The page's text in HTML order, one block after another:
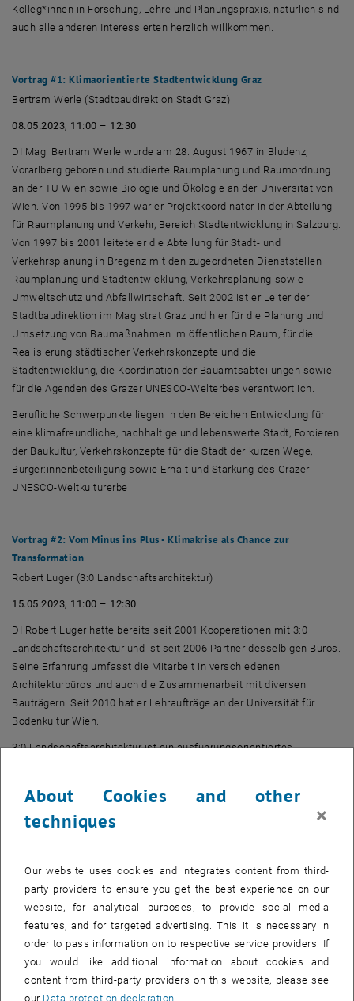
Kolleg*innen in Forschung, Lehre und Planungspraxis, natürlich sind
auch alle anderen Interessierten herzlich willkommen.
Vortrag #1: Klimaorientierte Stadtentwicklung Graz
Bertram Werle (Stadtbaudirektion Stadt Graz)
08.05.2023, 11:00 – 12:30
DI Mag. Bertram Werle wurde am 28. August 1967 in Bludenz,
Vorarlberg geboren und studierte Raumplanung und Raumordnung
an der TU Wien sowie Biologie und Ökologie an der Universität von
Wien. Von 1995 bis 1997 war er Projektkoordinator in der Abteilung
für Raumplanung und Verkehr, Bereich Stadtentwicklung in Salzburg.
Von 1997 bis 2001 leitete er die Abteilung für Stadt- und
Verkehrsplanung in Bregenz mit den zugeordneten Dienststellen
Raumplanung und Stadtentwicklung, Verkehrsplanung sowie
Umweltschutz und Abfallwirtschaft. Seit 2002 ist er Leiter der
Stadtbaudirektion im Magistrat Graz und hier für die Planung und
Umsetzung von Baumaßnahmen im öffentlichen Raum, für die
Realisierung städtischer Verkehrskonzepte und die
Stadtentwicklung, die Koordination der Bauamtsabteilungen sowie
für die Agenden des Grazer UNESCO-Welterbes verantwortlich.
Berufliche Schwerpunkte liegen in den Bereichen Entwicklung für
eine klimafreundliche, nachhaltige und lebenswerte Stadt, Forcieren
der Baukultur, Verkehrskonzepte für die Stadt der kurzen Wege,
Bürger:innenbeteiligung sowie Erhalt und Stärkung des Grazer
UNESCO-Weltkulturerbe
Vortrag #2: Vom Minus ins Plus - Klimakrise als Chance zur
Transformation
Robert Luger (3:0 Landschaftsarchitektur)
15.05.2023, 11:00 – 12:30
DI Robert Luger hatte bereits seit 2001 Kooperationen mit 3:0
Landschaftsarchitektur und ist seit 2006 Partner desselbigen Büros.
Seine Erfahrung umfasst die Mitarbeit in verschiedenen
Architekturbüros und auch die Zusammenarbeit mit diversen
Bauträgern. Seit 2010 hat er Lehraufträge an der Universität für
Bodenkultur Wien.
3:0 Landschaftsarchitektur ist ein ausführungsorientiertes
Freiräume (Parkanlagen, öffentliche Plätze, Straßenräume). Die
Projekte zeichnen sich durch einen hohen Qualitätsanspruch aus,
3:0 seit etwa 8 Jahren auf Klimawandelanpassung und
klimasensible Planung spezialisiert.
3:0 ist Teil der Kooperationen KlimaKonkret und cuulbox und arbeitet
aktiv im AK Schwammstadt mit.
Vortrag #3: LebensRaumStadt - Wiener Stadtentwicklung
About Cookies and other
techniques
×
Our website uses cookies and integrates content from third-
party providers to ensure you get the best experience on our
website, for analytical purposes, to provide social media
features, and for targeted advertising. This it is necessary in
order to pass information on to respective service providers. If
you would like additional information about cookies and
content from third-party providers on this website, please see
our Data protection declaration